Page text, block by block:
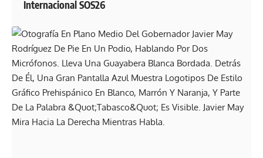
Internacional SOS26